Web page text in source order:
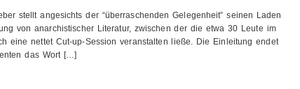
stellt angesichts der “überraschenden Gelegenheit” seinen Laden
von anarchistischer Literatur, zwischen der die etwa 30 Leute im
eine nettet Cut-up-Session veranstalten ließe. Die Einleitung endet
das Wort […]